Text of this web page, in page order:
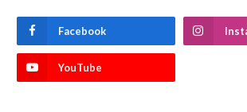
Facebook
YouTube